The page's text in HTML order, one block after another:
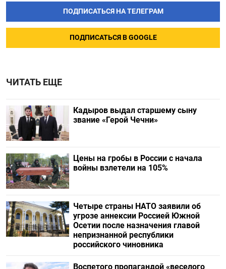
ПОДПИСАТЬСЯ НА ТЕЛЕГРАМ
ПОДПИСАТЬСЯ В GOOGLE
ЧИТАТЬ ЕЩЕ
Кадыров выдал старшему сыну
звание «Герой Чечни»
Цены на гробы в России с начала
войны взлетели на 105%
Четыре страны НАТО заявили об
угрозе аннексии Россией Южной
Осетии после назначения главой
непризнанной республики
российского чиновника
Воспетого пропагандой «веселого